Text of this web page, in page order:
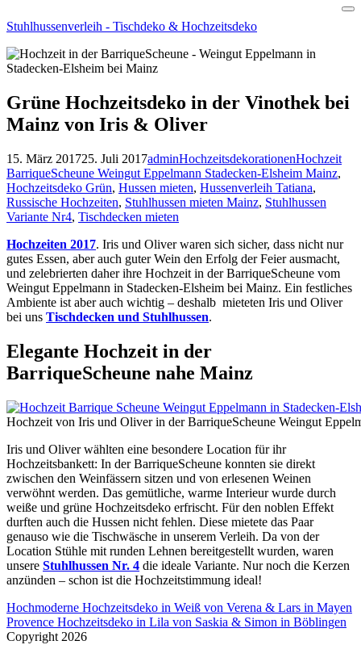
to
Stuhlhussenverleih - Tischdeko & Hochzeitsdeko
Grüne Hochzeitsdeko in der Vinothek bei
Mainz von Iris & Oliver
15. März 201725. Juli 2017adminHochzeitsdekorationenHochzeit
BarriqueScheune Weingut Eppelmann Stadecken-Elsheim Mainz,
Hochzeitsdeko Grün, Hussen mieten, Hussenverleih Tatiana,
Russische Hochzeiten, Stuhlhussen mieten Mainz, Stuhlhussen
Variante Nr4, Tischdecken mieten
Hochzeiten 2017. Iris und Oliver waren sich sicher, dass nicht nur
gutes Essen, aber auch guter Wein den Erfolg der Feier ausmacht,
und zelebrierten daher ihre Hochzeit in der BarriqueScheune vom
Weingut Eppelmann in Stadecken-Elsheim bei Mainz. Ein festliches
Ambiente ist aber auch wichtig – deshalb mieteten Iris und Oliver
bei uns Tischdecken und Stuhlhussen.
Elegante Hochzeit in der
BarriqueScheune nahe Mainz
Hochzeit von Iris und Oliver in der BarriqueScheune Weingut
Iris und Oliver wählten eine besondere Location für ihr
Hochzeitsbankett: In der BarriqueScheune konnten sie direkt
zwischen den Weinfässern sitzen und von erlesenen Weinen
verwöhnt werden. Das gemütliche, warme Interieur wurde durch
weiße und grüne Hochzeitsdeko erfrischt. Für den noblen Effekt
durften auch die Hussen nicht fehlen. Diese mietete das Paar
genauso wie die Tischwäsche in unserem Verleih. Da von der
Location Stühle mit runden Lehnen bereitgestellt wurden, waren
unsere Stuhlhussen Nr. 4 die ideale Variante. Nur noch die Kerzen
anzünden – schon ist die Hochzeitstimmung ideal!
Beitragsnavigation
Hochmoderne Hochzeitsdeko in Weiß von Verena & Lars in Mayen
Provence Hochzeitsdeko in Lila von Saskia & Simon in Böblingen
Copyright 2026